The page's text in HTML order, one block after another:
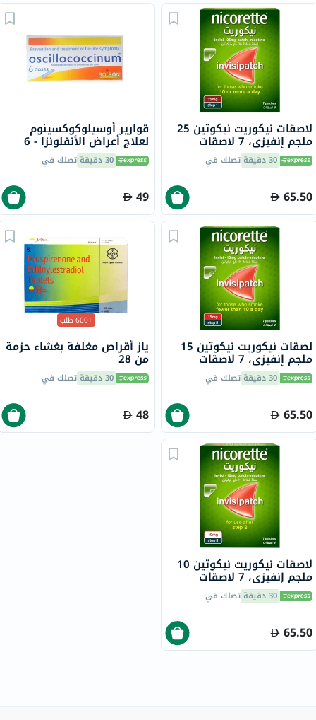
لاصقات نيكوريت نيكوتين 25
ملجم إنفيزي، 7 لاصقات
30 دقيقة تصلك في
65.50
قوارير أوسيلوكوكسينوم
لعلاج أعراض الأنفلونزا - 6
قوارير 30 دقيقة تصلك في
49
لصقات نيكوريت نيكوتين 15
ملجم إنفيزي، 7 لاصقات
30 دقيقة تصلك في
65.50
+600 طلب
ياز أقراص مغلفة بغشاء حزمة
من 28
30 دقيقة تصلك في
48
لاصقات نيكوريت نيكوتين 10
ملجم إنفيزي، 7 لاصقات
30 دقيقة تصلك في
65.50